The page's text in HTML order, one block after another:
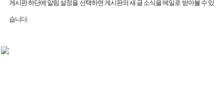
게시판 하단에 알림 설정을 선택하면 게시판의 새 글 소식을 메일로 받아볼 수 있
습니다.